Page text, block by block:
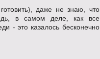
даже не знаю, что
в самом деле, как все
- это казалось бесконечно